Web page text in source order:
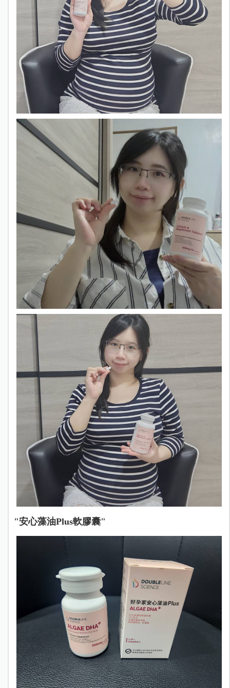
"安心藻油Plus軟膠囊"